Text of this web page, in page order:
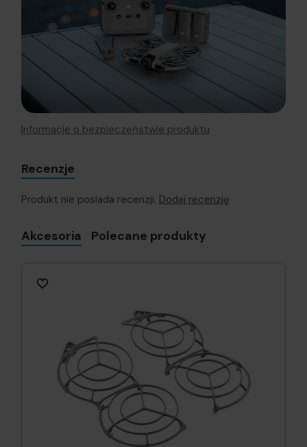
Informacje o bezpieczeństwie produktu
Recenzje
Produkt nie posiada recenzji. Dodaj recenzję
Akcesoria Polecane produkty